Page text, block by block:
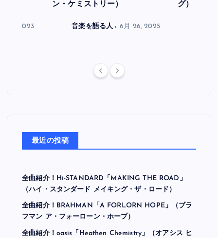
30, 2023
ン・ケミストリー）
音楽を語る人 6月 26, 2025
グ）
最近の投稿
全曲紹介！Hi-STANDARD「MAKING THE ROAD」
（ハイ・スタンダード メイキング・ザ・ロード）
全曲紹介！BRAHMAN「A FORLORN HOPE」（ブラ
フマン ア・フォーローン・ホープ）
全曲紹介！oasis「Heathen Chemistry」（オアシス ヒ